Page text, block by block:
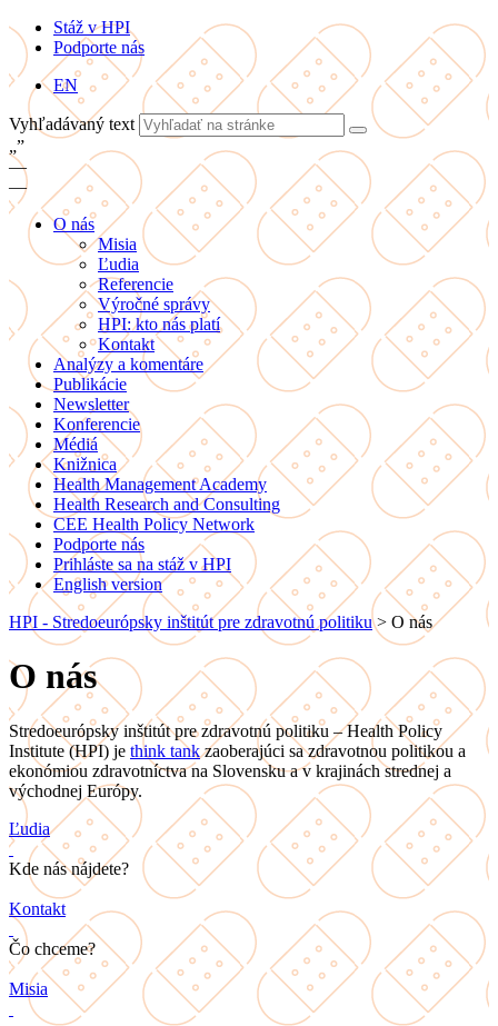
Stáž v HPI
Podporte nás
EN
Vyhľadávaný text
„”
—
—
O nás
Misia
Ľudia
Referencie
Výročné správy
HPI: kto nás platí
Kontakt
Analýzy a komentáre
Publikácie
Newsletter
Konferencie
Médiá
Knižnica
Health Management Academy
Health Research and Consulting
CEE Health Policy Network
Podporte nás
Prihláste sa na stáž v HPI
English version
HPI - Stredoeurópsky inštitút pre zdravotnú politiku> O nás
O nás
Stredoeurópsky inštitút pre zdravotnú politiku – Health Policy
Institute (HPI) je think tankzaoberajúci sa zdravotnou politikou a
ekonómiou zdravotníctva na Slovensku a v krajinách strednej a
východnej Európy.
Ľudia
Kde nás nájdete?
Kontakt
Čo chceme?
Misia